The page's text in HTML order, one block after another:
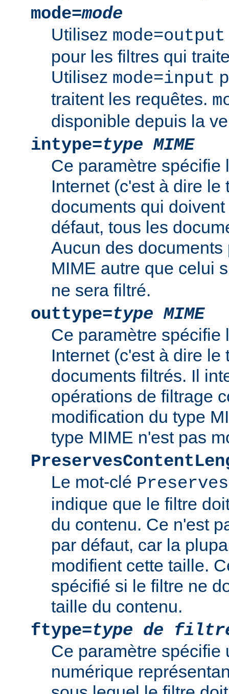
mode=mode
Utilisez mode=output
pour les filtres qui
Utilisez mode=input
traitent les requêtes.
disponible depuis la
intype=type MIME
Ce paramètre spécifie
Internet (c'est à dire le
documents qui
défaut, tous les
Aucun des
MIME autre que celui
ne sera filtré.
outtype=type MIME
Ce paramètre spécifie
Internet (c'est à dire le
documents filtrés. Il
opérations de filtrage
modification du type
type MIME n'est pas
Le mot-clé
indique que le filtre
du contenu. Ce n'est
par défaut, car la
modifient cette taille.
spécifié si le filtre ne
taille du contenu.
ftype=type de
Ce paramètre spécifie
numérique